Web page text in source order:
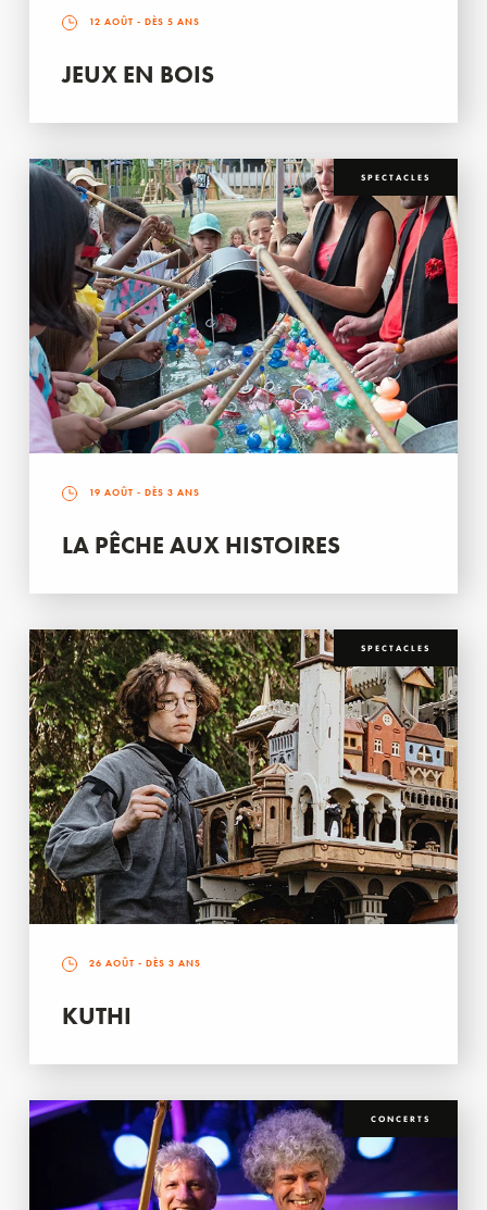
12 AOÛT - DÈS 5 ANS
JEUX EN BOIS
SPECTACLES
19 AOÛT - DÈS 3 ANS
LA PÊCHE AUX HISTOIRES
SPECTACLES
26 AOÛT - DÈS 3 ANS
KUTHI
CONCERTS